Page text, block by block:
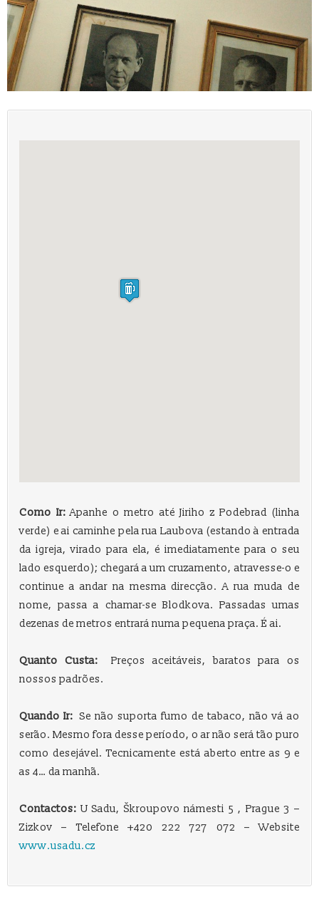
Como Ir:Apanhe o metro até Jiriho z Podebrad (linha
verde) e ai caminhe pela rua Laubova (estando à entrada
da igreja, virado para ela, é imediatamente para o seu
lado esquerdo); chegará a um cruzamento, atravesse-o e
continue a andar na mesma direcção. A rua muda de
nome, passa a chamar-se Blodkova. Passadas umas
dezenas de metros entrará numa pequena praça. É ai.
Quanto Custa:Preços aceitáveis, baratos para os
nossos padrões.
Quando Ir: Se não suporta fumo de tabaco, não vá ao
serão. Mesmo fora desse período, o ar não será tão puro
como desejável. Tecnicamente está aberto entre as 9 e
as 4… da manhã.
Contactos: U Sadu, Škroupovo námesti 5 , Prague 3 –
Zizkov – Telefone +420 222 727 072 – Website
www.usadu.cz